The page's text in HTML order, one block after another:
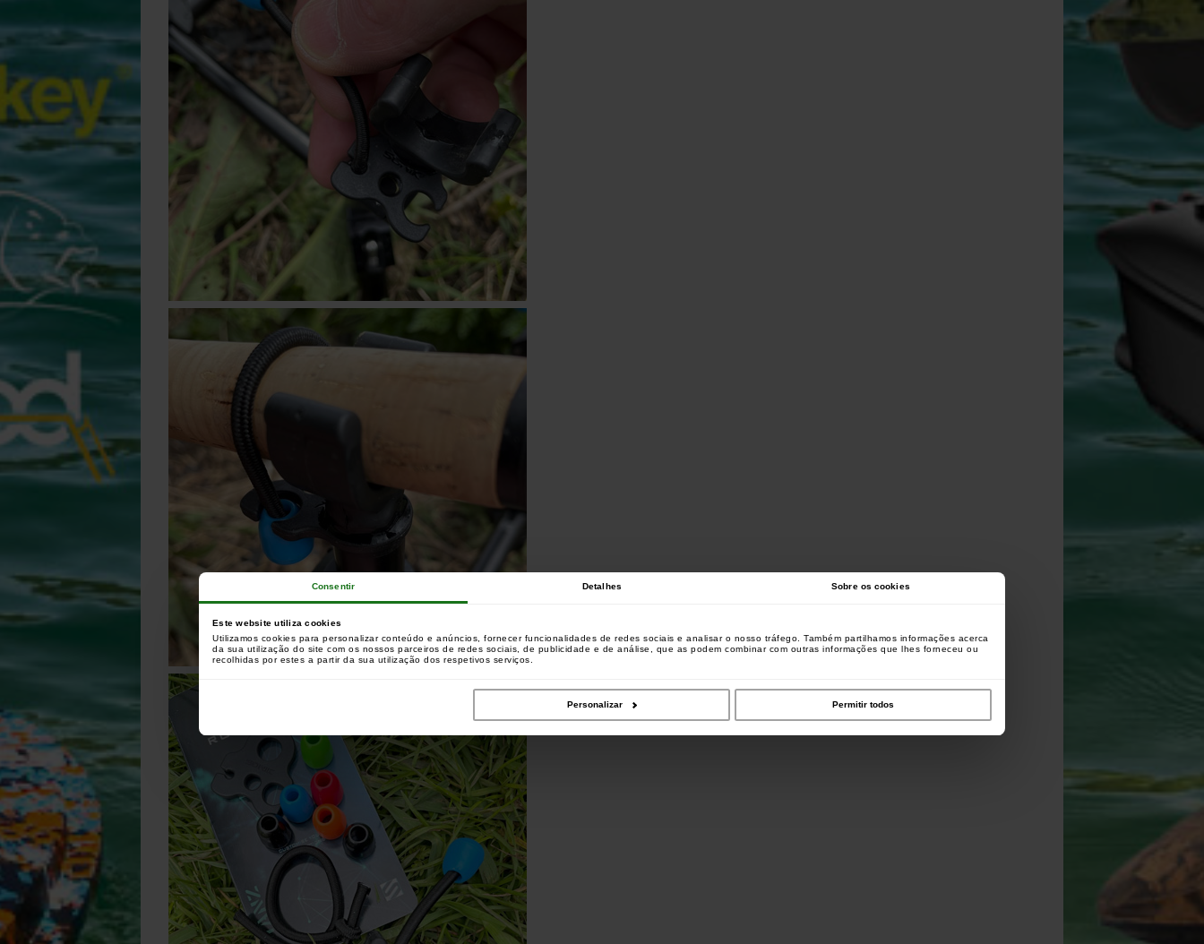
Consentir Detalhes Sobre os cookies
Este website utiliza cookies
Utilizamos cookies para personalizar conteúdo e anúncios, fornecer funcionalidades de redes sociais e analisar o nosso tráfego. Também partilhamos informações acerca
da sua utilização do site com os nossos parceiros de redes sociais, de publicidade e de análise, que as podem combinar com outras informações que lhes forneceu ou
recolhidas por estes a partir da sua utilização dos respetivos serviços.
Personalizar Permitir todos